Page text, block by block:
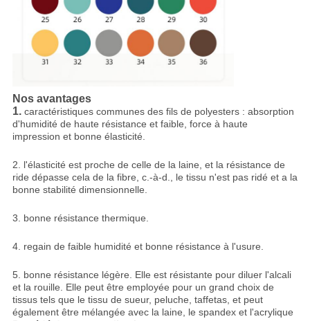
Nos avantages
1. caractéristiques communes des fils de polyesters : absorption
d'humidité de haute résistance et faible, force à haute
impression et bonne élasticité.
2. l'élasticité est proche de celle de la laine, et la résistance de
ride dépasse cela de la fibre, c.-à-d., le tissu n'est pas ridé et a la
bonne stabilité dimensionnelle.
3. bonne résistance thermique.
4. regain de faible humidité et bonne résistance à l'usure.
5. bonne résistance légère. Elle est résistante pour diluer l'alcali
et la rouille. Elle peut être employée pour un grand choix de
tissus tels que le tissu de sueur, peluche, taffetas, et peut
également être mélangée avec la laine, le spandex et l'acrylique